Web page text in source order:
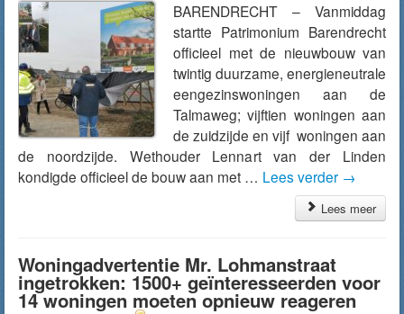
BARENDRECHT – Vanmiddag
startte Patrimonium Barendrecht
officieel met de nieuwbouw van
twintig duurzame, energieneutrale
eengezinswoningen aan de
Talmaweg; vijftien woningen aan
de zuidzijde en vijf woningen aan
de noordzijde. Wethouder Lennart van der Linden
kondigde officieel de bouw aan met … Lees verder →
Lees meer
Woningadvertentie Mr. Lohmanstraat
ingetrokken: 1500+ geïnteresseerden voor
14 woningen moeten opnieuw reageren